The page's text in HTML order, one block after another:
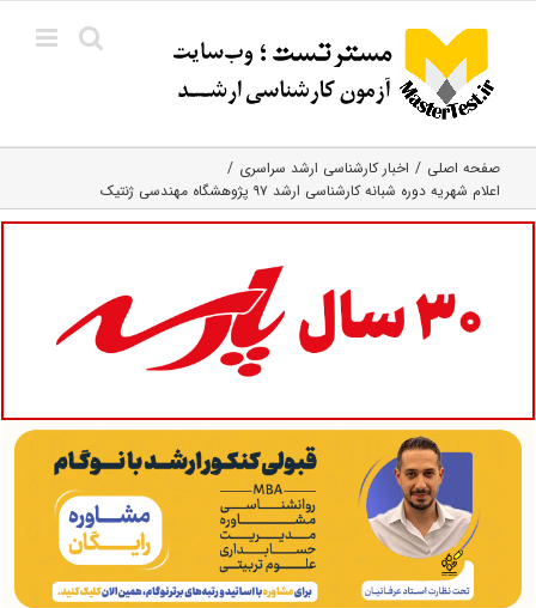
content
صفحه اصلی
اخبار کارشناسی ارشد سراسری
اعلام شهریه دوره شبانه کارشناسی ارشد ۹۷ پژوهشگاه مهندسی ژنتیک